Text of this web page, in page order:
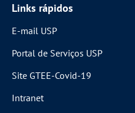
Links rápidos
E-mail USP
Portal de Serviços USP
Site GTEE-Covid-19
Intranet